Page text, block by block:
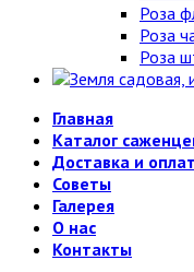
Роза
Роза
Роза
Главная
Каталог
Доставка и
Советы
Галерея
О нас
Контакты